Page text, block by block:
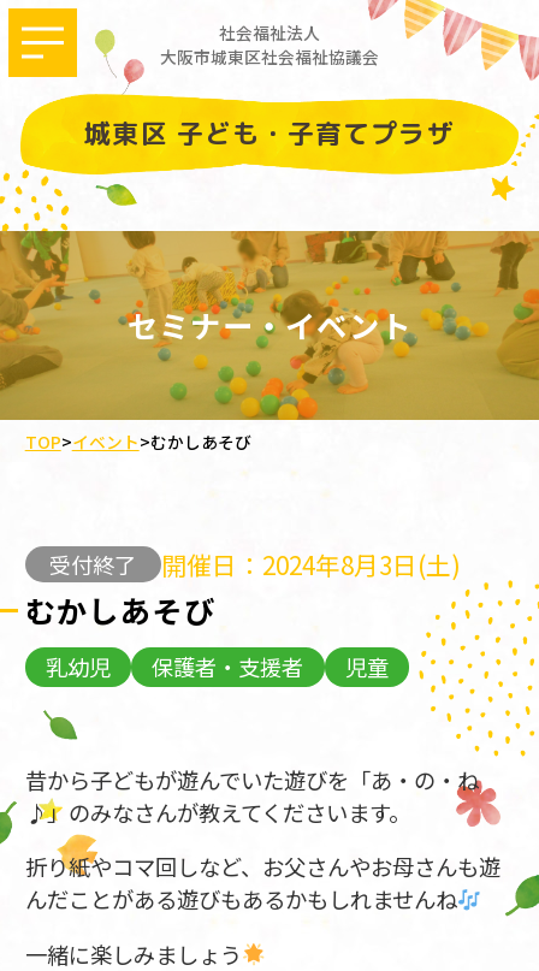
社会福祉法人
大阪市城東区社会福祉協議会
城東区 子ども・子育てプラザ
セミナー・イベント
TOP>イベント>むかしあそび
受付終了 開催日：2024年8月3日(土)
むかしあそび
乳幼児 保護者・支援者 児童
昔から子どもが遊んでいた遊びを「あ・の・ね
♪」のみなさんが教えてくださいます。
折り紙やコマ回しなど、お父さんやお母さんも遊
んだことがある遊びもあるかもしれませんね
一緒に楽しみましょう